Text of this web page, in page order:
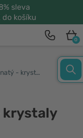
sleva
do košíku
0
Chlorid hořečnatý - krystaly
krystaly